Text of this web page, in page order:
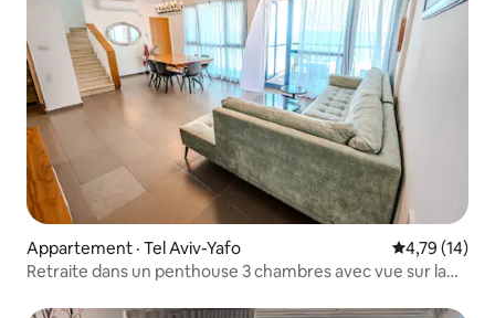
Appartement · Tel Aviv-Yafo Note
4,79 (14)
Retraite dans un penthouse 3 chambres avec vue sur la